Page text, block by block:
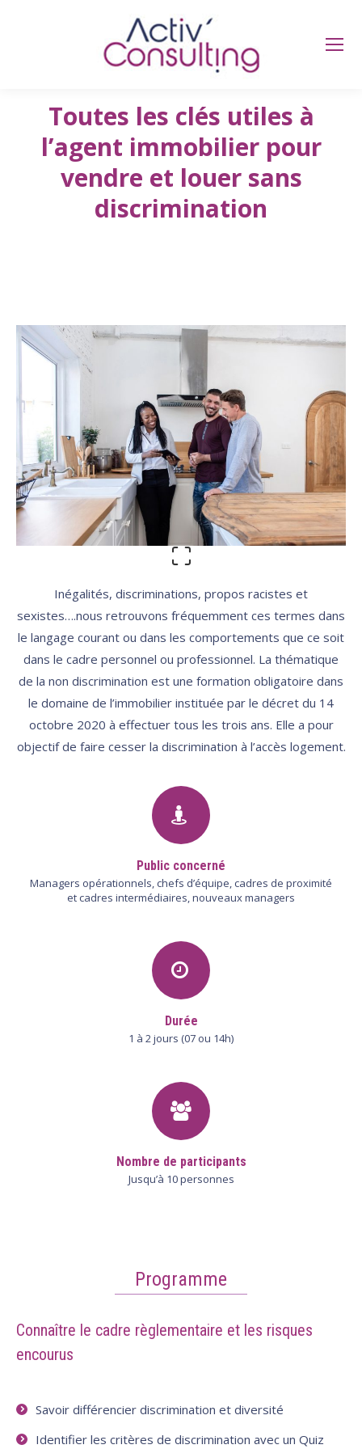
Toutes les clés utiles à
l’agent immobilier pour
vendre et louer sans
discrimination
Inégalités, discriminations, propos racistes et
sexistes….nous retrouvons fréquemment ces termes dans
le langage courant ou dans les comportements que ce soit
dans le cadre personnel ou professionnel. La thématique
de la non discrimination est une formation obligatoire dans
le domaine de l’immobilier instituée par le décret du 14
octobre 2020 à effectuer tous les trois ans. Elle a pour
objectif de faire cesser la discrimination à l’accès logement.
Public concerné
Managers opérationnels, chefs d’équipe, cadres de proximité
et cadres intermédiaires, nouveaux managers
Durée
1 à 2 jours (07 ou 14h)
Nombre de participants
Jusqu’à 10 personnes
Programme
Connaître le cadre règlementaire et les risques
encourus
Savoir différencier discrimination et diversité
Identifier les critères de discrimination avec un Quiz